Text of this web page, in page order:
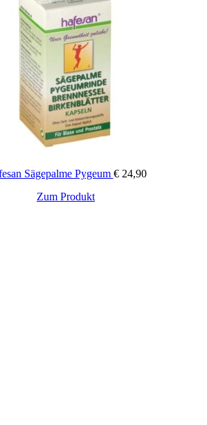
Sägepalme Pygeum €24,90
Zum Produkt